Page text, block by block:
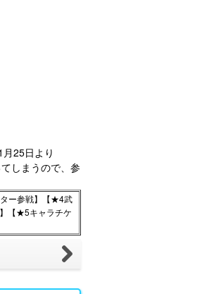
25日より
しまうので、参
ター参戦】【★4武
【★5キャラチケ